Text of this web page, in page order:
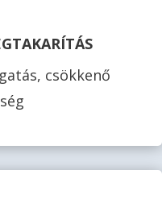
csökkenő